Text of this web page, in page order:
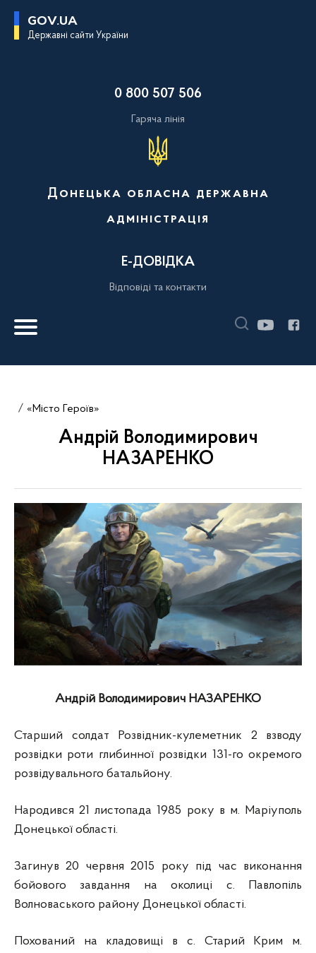
GOV.UA
Державні сайти України
0 800 507 506
Гаряча лінія
Донецька обласна державна
адміністрація
Е-ДОВІДКА
Відповіді та контакти
«Місто Героїв»
Андрій Володимирович
НАЗАРЕНКО
Андрій Володимирович НАЗАРЕНКО
Старший солдат Розвідник-кулеметник 2 взводу
розвідки роти глибинної розвідки 131-го окремого
розвідувального батальйону.
Народився 21 листопада 1985 року в м. Маріуполь
Донецької області.
Загинув 20 червня 2015 року під час виконання
бойового завдання на околиці с. Павлопіль
Волноваського району Донецької області.
Похований на кладовищі в с. Старий Крим м.